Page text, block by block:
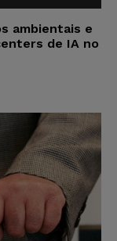
ambientais e
de IA no